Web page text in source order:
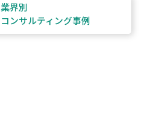
業界別
コンサルティング事例